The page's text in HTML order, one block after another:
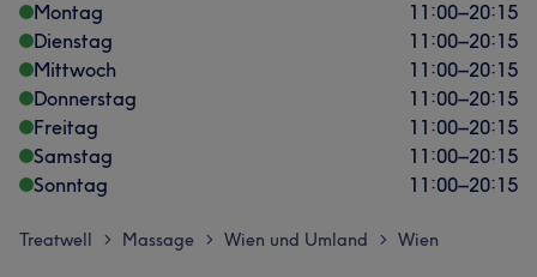
Montag
11:00–20:15
Dienstag
11:00–20:15
Mittwoch
11:00–20:15
Donnerstag
11:00–20:15
Freitag
11:00–20:15
Samstag
11:00–20:15
Sonntag
11:00–20:15
Treatwell > Massage > Wien und Umland > Wien